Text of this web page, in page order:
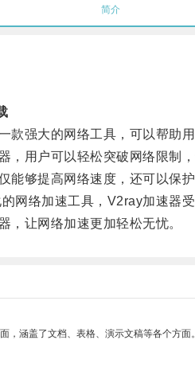
简介
强大的网络工具，可以帮助用
用户可以轻松突破网络限制，
够提高网络速度，还可以保护
络加速工具，V2ray加速器受
让网络加速更加轻松无忧。
，涵盖了文档、表格、演示文稿等各个方